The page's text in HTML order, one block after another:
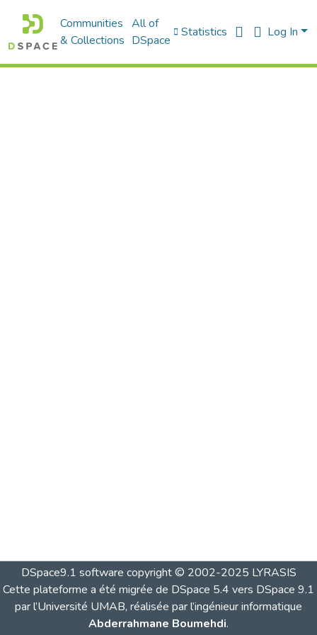
Communities
& Collections
All of
DSpace
Statistics Log In
DSpace9.1 software copyright © 2002-2025 LYRASIS
Cette plateforme a été migrée de DSpace 5.4 vers DSpace 9.1
par l’Université UMAB, réalisée par l’ingénieur informatique
Abderrahmane Boumehdi.